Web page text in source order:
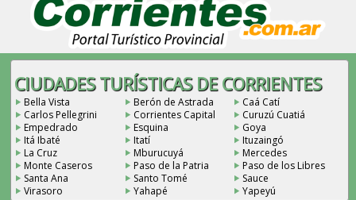
CIUDADES TURÍSTICAS DE CORRIENTES
Bella Vista Berón de Astrada
Caá Catí
Carlos Pellegrini
Corrientes Capital
Curuzú Cuatiá
Empedrado
Esquina
Goya
Itá Ibaté
Itatí
Ituzaingó
La Cruz
Mburucuyá
Mercedes
Monte Caseros
Paso de la Patria
Paso de los Libres
Santa Ana
Santo Tomé
Sauce
Virasoro
Yahapé Yapeyú